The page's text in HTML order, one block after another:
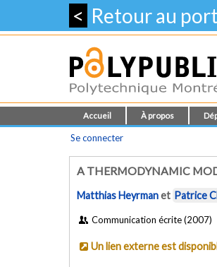
< Retour au
Accueil À propos
Se connecter
A THERMODYNAMIC
Matthias Heyrmanet Patrice
Communication écrite (2007)
Un lien externe est